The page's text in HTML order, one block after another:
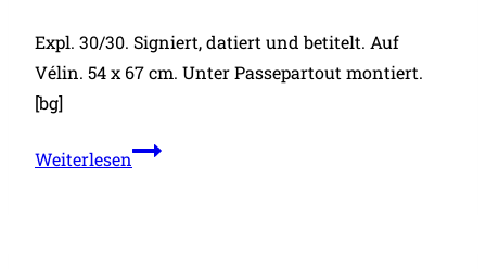
Expl. 30/30. Signiert, datiert und betitelt. Auf
Vélin. 54 x 67 cm. Unter Passepartout montiert.
[bg]
WeiterlesenKomposition